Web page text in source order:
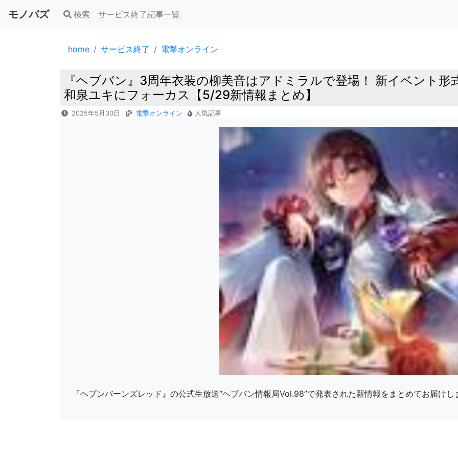
モノバズ 検索 サービス終了記事一覧
home サービス終了 電撃オンライン
『ヘブバン』3周年衣装の柳美音はアドミラルで登場！ 新イベント形
和泉ユキにフォーカス【5/29新情報まとめ】
2025年5月30日 電撃オンライン 人気記事
『ヘブンバーンズレッド』の公式生放送“ヘブバン情報局Vol.98”で発表された新情報をまとめてお届けし